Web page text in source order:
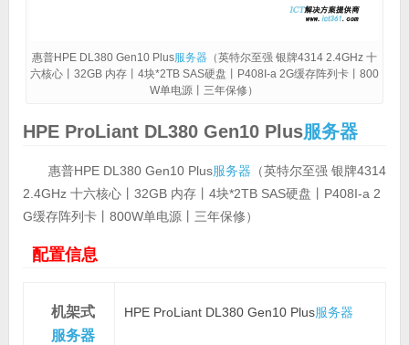
惠普HPE DL380 Gen10 Plus服务器（英特尔至强 银牌4314 2.4GHz 十
六核心丨32GB 内存丨4块*2TB SAS硬盘丨P408I-a 2G缓存阵列卡丨800
W单电源丨三年保修）
HPE ProLiant DL380 Gen10 Plus服务器
惠普HPE DL380 Gen10 Plus服务器 （英特尔至强 银牌4314
2.4GHz 十六核心丨32GB 内存丨4块*2TB SAS硬盘丨P408I-a 2
G缓存阵列卡丨800W单电源丨三年保修）
配置信息
机架式
服务器
HPE ProLiant DL380 Gen10 Plus服务器